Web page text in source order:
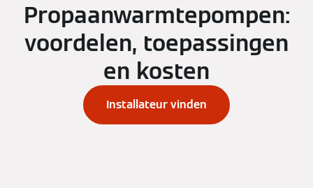
Propaanwarmtepompen:
voordelen, toepassingen
en kosten
Installateur vinden